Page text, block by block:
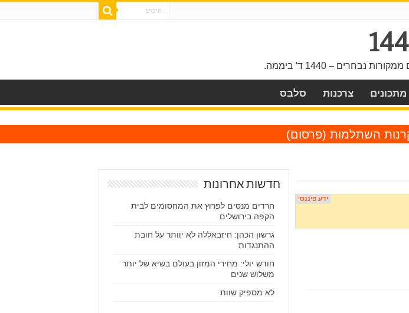
נבחרים – 1440 ד' ביממה.
מתכונים צרכנות סלבס
השתלמות (פרסום)
חדשות אחרונות
חרדים מנסים לפרוץ את המחסומים לבית
הקפה בירושלים
גרשון הכהן: חיזבאללה לא יוותר על חובת
ההתנגדות
חודש יולי: מחירי המזון בעולם בשיא של יותר
משלוש שנים
לא מספיק שוות